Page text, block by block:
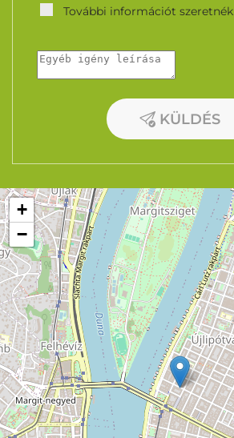
További információt szeretnék
KÜLDÉS
+
−